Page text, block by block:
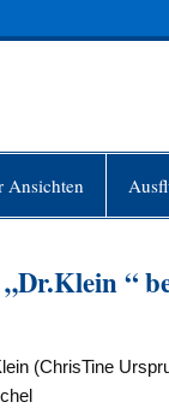
Ansichten
“
(ChrisTine